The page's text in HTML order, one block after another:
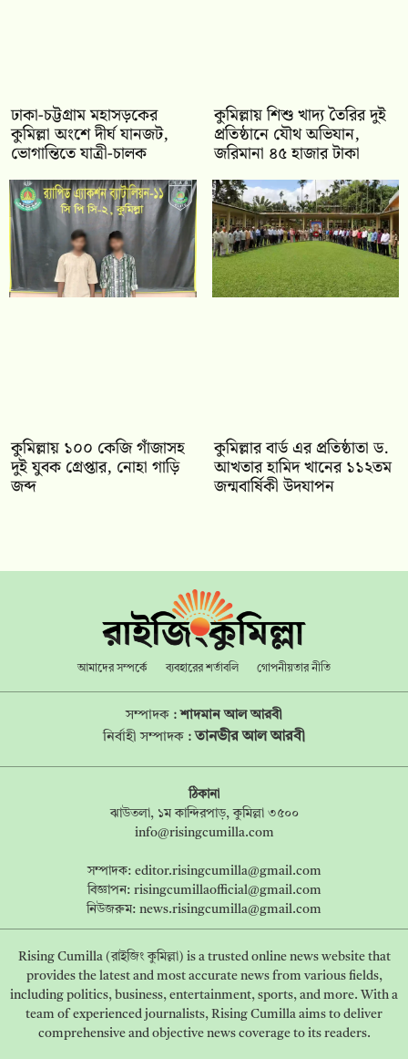
ঢাকা-চট্টগ্রাম মহাসড়কের
কুমিল্লা অংশে দীর্ঘ যানজট,
ভোগান্তিতে যাত্রী-চালক
কুমিল্লায় শিশু খাদ্য তৈরির দুই
প্রতিষ্ঠানে যৌথ অভিযান,
জরিমানা ৪৫ হাজার টাকা
কুমিল্লায় ১০০ কেজি গাঁজাসহ
দুই যুবক গ্রেপ্তার, নোহা গাড়ি
জব্দ
কুমিল্লার বার্ড এর প্রতিষ্ঠাতা ড.
আখতার হামিদ খানের ১১২তম
জন্মবার্ষিকী উদযাপন
আমাদের সম্পর্কে ব্যবহারের শর্তাবলি গোপনীয়তার নীতি
সম্পাদক :শাদমান আল আরবী
নির্বাহী সম্পাদক : তানভীর আল আরবী
ঠিকানা
ঝাউতলা, ১ম কান্দিরপাড়, কুমিল্লা ৩৫০০
info@risingcumilla.com
সম্পাদক: editor.risingcumilla@gmail.com
বিজ্ঞাপন: risingcumillaofficial@gmail.com
নিউজরুম: news.risingcumilla@gmail.com
Rising Cumilla (রাইজিং কুমিল্লা) is a trusted online news website that
provides the latest and most accurate news from various fields,
including politics, business, entertainment, sports, and more. With a
team of experienced journalists, Rising Cumilla aims to deliver
comprehensive and objective news coverage to its readers.